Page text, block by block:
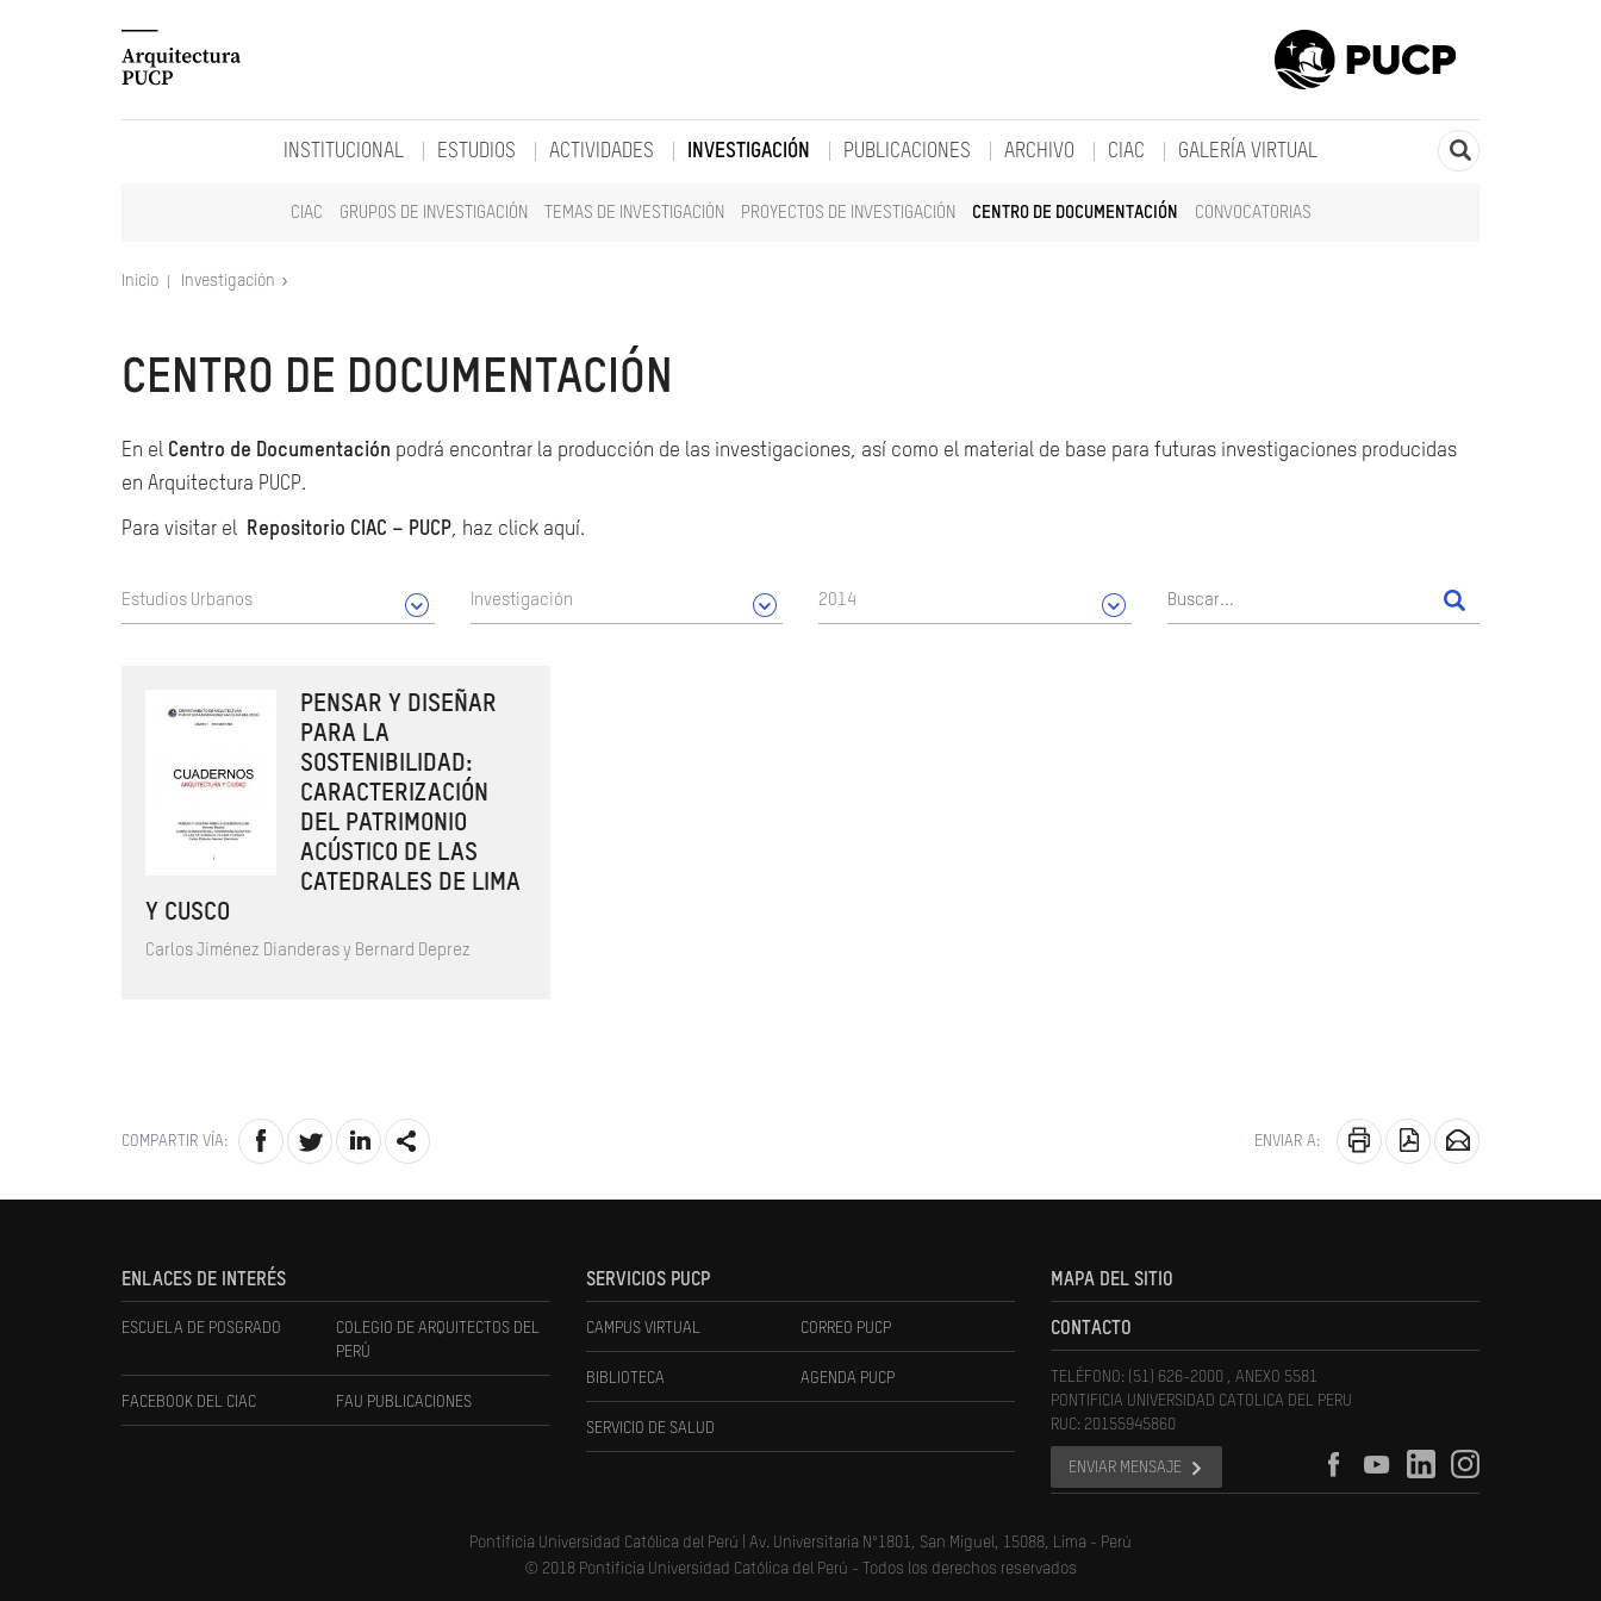
INSTITUCIONAL ESTUDIOS ACTIVIDADES INVESTIGACIÓN
CIAC GRUPOS DE INVESTIGACIÓN TEMAS DE INVESTIGACIÓN PROYECTOS DE INVESTIGACIÓN CENTRO DE DOCUMENTACIÓN CONVOCATORIAS
PUBLICACIONES ARCHIVO CIAC GALERÍA VIRTUAL
Inicio Investigación
CENTRO DE DOCUMENTACIÓN
En el Centro de Documentación podrá encontrar la producción de las investigaciones, así como el material de base para futuras investigaciones producidas
en Arquitectura PUCP.
Para visitar el Repositorio CIAC – PUCP, haz click aquí.
Estudios Urbanos Investigación 2014
PENSAR Y DISEÑAR
PARA LA
SOSTENIBILIDAD:
CARACTERIZACIÓN
DEL PATRIMONIO
ACÚSTICO DE LAS
CATEDRALES DE LIMA
Y CUSCO
Carlos Jiménez Dianderas y Bernard Deprez
COMPARTIR VÍA: ENVIAR A:
ENLACES DE INTERÉS
ESCUELA DE POSGRADO
COLEGIO DE ARQUITECTOS DEL
PERÚ
FACEBOOK DEL CIAC FAU PUBLICACIONES
SERVICIOS PUCP
CAMPUS VIRTUAL CORREO PUCP
BIBLIOTECA AGENDA PUCP
SERVICIO DE SALUD
MAPA DEL SITIO
CONTACTO
TELÉFONO: (51) 626-2000 , ANEXO 5581
PONTIFICIA UNIVERSIDAD CATOLICA DEL PERU
RUC: 20155945860
ENVIAR MENSAJE
Pontificia Universidad Católica del Perú | Av. Universitaria N°1801, San Miguel, 15088, Lima - Perú
© 2018 Pontificia Universidad Católica del Perú - Todos los derechos reservados